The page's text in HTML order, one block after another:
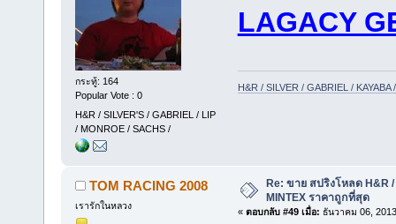
กระทู้: 164
Popular Vote : 0
H&R / SILVER'S / GABRIEL / LIP
/ MONROE / SACHS /
LAGACY
H&R / SILVER / GABRIEL / KAYABA
TOM RACING 2008
เรารักในหลวง
Re: ขาย สปริงโหลด H&R /
MINTEX ราคาถูกที่สุด
« ตอบกลับ #49 เมื่อ: ธันวาคม 06,